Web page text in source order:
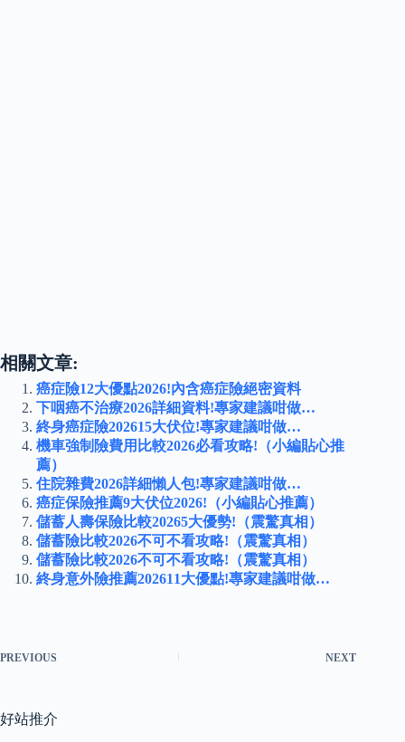
相關文章:
癌症險12大優點2026!內含癌症險絕密資料
下咽癌不治療2026詳細資料!專家建議咁做…
終身癌症險202615大伏位!專家建議咁做…
機車強制險費用比較2026必看攻略!（小編貼心推
薦）
住院雜費2026詳細懶人包!專家建議咁做…
癌症保險推薦9大伏位2026!（小編貼心推薦）
儲蓄人壽保險比較20265大優勢!（震驚真相）
儲蓄險比較2026不可不看攻略!（震驚真相）
儲蓄險比較2026不可不看攻略!（震驚真相）
終身意外險推薦202611大優點!專家建議咁做…
PREVIOUS NEXT
好站推介